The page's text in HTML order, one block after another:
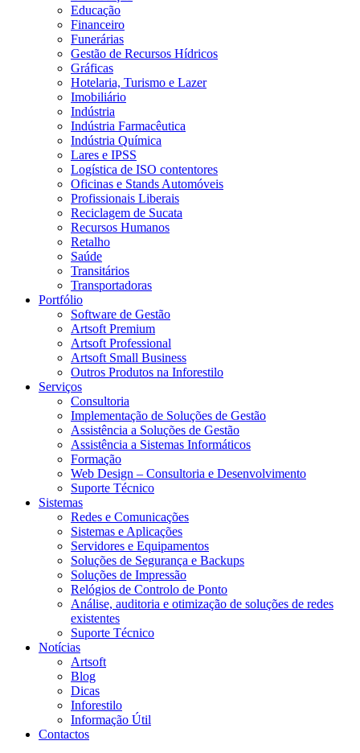
Educação
Financeiro
Funerárias
Gestão de Recursos Hídricos
Gráficas
Hotelaria, Turismo e Lazer
Imobiliário
Indústria
Indústria Farmacêutica
Indústria Química
Lares e IPSS
Logística de ISO contentores
Oficinas e Stands Automóveis
Profissionais Liberais
Reciclagem de Sucata
Recursos Humanos
Retalho
Saúde
Transitários
Transportadoras
Portfólio
Software de Gestão
Artsoft Premium
Artsoft Professional
Artsoft Small Business
Outros Produtos na Inforestilo
Serviços
Consultoria
Implementação de Soluções de Gestão
Assistência a Soluções de Gestão
Assistência a Sistemas Informáticos
Formação
Web Design – Consultoria e Desenvolvimento
Suporte Técnico
Sistemas
Redes e Comunicações
Sistemas e Aplicações
Servidores e Equipamentos
Soluções de Segurança e Backups
Soluções de Impressão
Relógios de Controlo de Ponto
Análise, auditoria e otimização de soluções de redes
existentes
Suporte Técnico
Notícias
Artsoft
Blog
Dicas
Inforestilo
Informação Útil
Contactos